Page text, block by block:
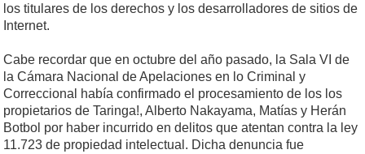
los titulares de los derechos y los desarrolladores de sitios de
Internet.
Cabe recordar que en octubre del año pasado, la Sala VI de
la Cámara Nacional de Apelaciones en lo Criminal y
Correccional había confirmado el procesamiento de los los
propietarios de Taringa!, Alberto Nakayama, Matías y Herán
Botbol por haber incurrido en delitos que atentan contra la ley
11.723 de propiedad intelectual. Dicha denuncia fue